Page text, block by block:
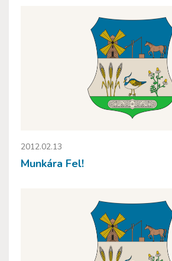
2012.02.13
Munkára Fel!